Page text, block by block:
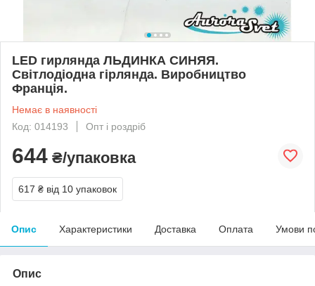
LED гирлянда ЛЬДИНКА СИНЯЯ.
Світлодіодна гірлянда. Виробництво
Франція.
Немає в наявності
Код: 014193
Опт і роздріб
644 ₴/упаковка
617 ₴ від 10 упаковок
Опис Характеристики Доставка Оплата Умови
Опис